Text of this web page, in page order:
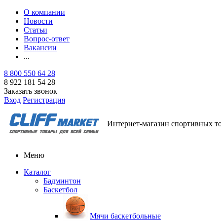
О компании
Новости
Статьи
Вопрос-ответ
Вакансии
...
8 800 550 64 28
8 922 181 54 28
Заказать звонок
Вход Регистрация
Интернет-магазин спортивных
Меню
Каталог
Бадминтон
Баскетбол
Мячи баскетбольные